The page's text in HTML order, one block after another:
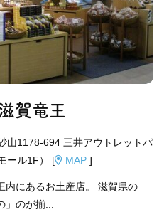
賀竜王
山1178-694 三井アウトレットパ
ール1F） [
MAP ]
内にあるお土産店。 滋賀県の
」のが揃...